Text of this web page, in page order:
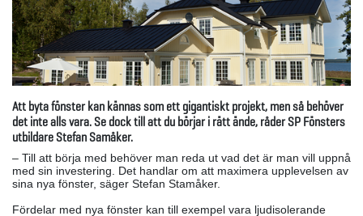
Att byta fönster kan kännas som ett gigantiskt projekt, men så behöver
det inte alls vara. Se dock till att du börjar i rätt ände, råder SP Fönsters
utbildare Stefan Samåker.
– Till att börja med behöver man reda ut vad det är man vill uppnå
med sin investering. Det handlar om att maximera upplevelsen av
sina nya fönster, säger Stefan Stamåker.
Fördelar med nya fönster kan till exempel vara ljudisolerande